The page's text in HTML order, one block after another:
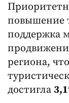
повышение
поддержка
региона,
достигла